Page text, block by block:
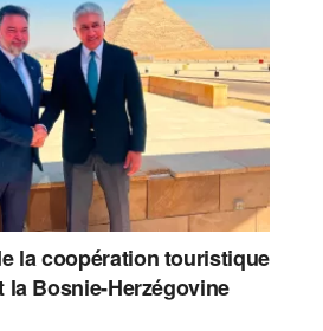
la coopération touristique
la Bosnie-Herzégovine